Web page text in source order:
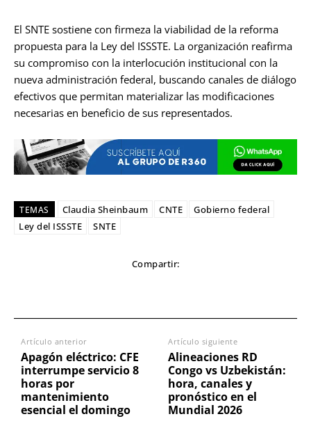
El SNTE sostiene con firmeza la viabilidad de la reforma
propuesta para la Ley del ISSSTE. La organización reafirma
su compromiso con la interlocución institucional con la
nueva administración federal, buscando canales de diálogo
efectivos que permitan materializar las modificaciones
necesarias en beneficio de sus representados.
TEMAS Claudia Sheinbaum CNTE
Gobierno federal
Ley del ISSSTE
SNTE
Compartir:
Artículo anterior
Apagón eléctrico: CFE
interrumpe servicio 8
horas por
mantenimiento
esencial el domingo
Artículo siguiente
Alineaciones RD
Congo vs Uzbekistán:
hora, canales y
pronóstico en el
Mundial 2026